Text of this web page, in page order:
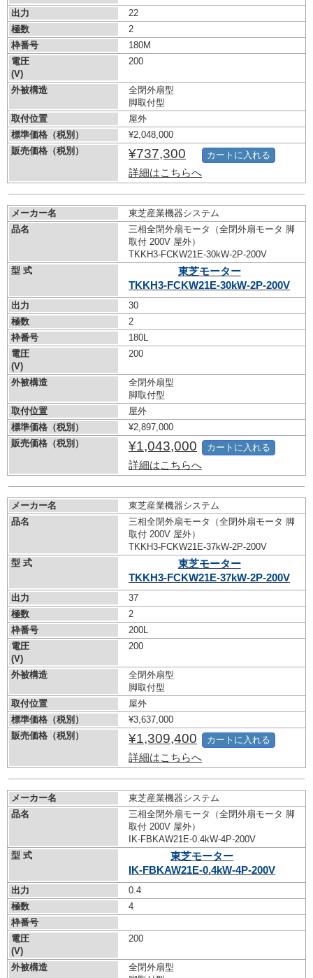
出力
22
極数
2
枠番号
180M
電圧
(V)
200
外被構造
全閉外扇型
脚取付型
取付位置
屋外
標準価格（税別）
¥2,048,000
販売価格（税別）
¥737,300
詳細はこちらへ
カートに入れる
メーカー名
東芝産業機器システム
品名
三相全閉外扇モータ（全閉外扇モータ 脚
取付 200V 屋外）
TKKH3-FCKW21E-30kW-2P-200V
型 式
東芝モーター
TKKH3-FCKW21E-30kW-2P-200V
出力
30
極数
2
枠番号
180L
電圧
(V)
200
外被構造
全閉外扇型
脚取付型
取付位置
屋外
標準価格（税別）
¥2,897,000
販売価格（税別）
¥1,043,000
詳細はこちらへ
カートに入れる
メーカー名
東芝産業機器システム
品名
三相全閉外扇モータ（全閉外扇モータ 脚
取付 200V 屋外）
TKKH3-FCKW21E-37kW-2P-200V
型 式
東芝モーター
TKKH3-FCKW21E-37kW-2P-200V
出力
37
極数
2
枠番号
200L
電圧
(V)
200
外被構造
全閉外扇型
脚取付型
取付位置
屋外
標準価格（税別）
¥3,637,000
販売価格（税別）
¥1,309,400
詳細はこちらへ
カートに入れる
メーカー名
東芝産業機器システム
品名
三相全閉外扇モータ（全閉外扇モータ 脚
取付 200V 屋外）
IK-FBKAW21E-0.4kW-4P-200V
型 式
東芝モーター
IK-FBKAW21E-0.4kW-4P-200V
出力
0.4
極数
4
枠番号
電圧
(V)
200
外被構造
全閉外扇型